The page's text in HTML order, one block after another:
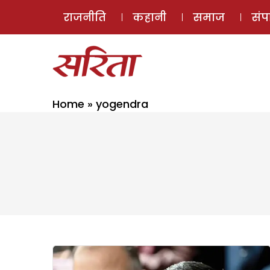
राजनीति कहानी समाज
Home » yogendra